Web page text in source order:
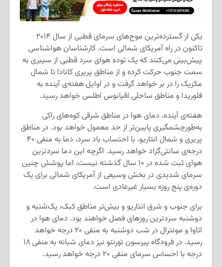
یکی از گسترده‌ترین موج‌های سرمای قطبی از سال ۲۰۱۴
تاکنون در راه آمریکای شمالی است. کارشناسان هواشناسی
پیش‌بینی می‌کنند که یک توده هوای سرد قطبی از سیبری به
سمت جنوب حرکت کرده و از مناطق پریری کانادا تا شمال
مکزیک را در بر خواهد گرفت و در اوایل هفته‌ی آینده به
فلوریدا و مناطق ساحلی اقیانوس اطلس خواهد رسید.
هفته‌ی آینده، دمای هوا در مناطق شرقی کوه‌های راکی
به‌طورچشمگیری پایین‌تر از حد معمول خواهد بود. در مناطق
پریری و شمال انتاریو، با احتساب باد سرد، دما به منفی ۴۰
درجه‌ی سانتی‌گراد خواهد رسید. اگرچه این دما سردترین
هوای ثبت شده در ۱۰ سال گذشته نیست، اما پوشش چنین
سرمای شدیدی در بخش وسیعی از آمریکای شمالی برای یک
دوره‌ی پنج روزه بسیار غیرعادی است.
برای جنوب و شرق انتاریو و بیش‌تر مناطق کبک، یک‌شنبه و
دوشنبه سردترین روزهای فصل خواهند بود. دمای هوا در
اتاوا و مونترال در شب دوشنبه به منفی ۲۰ درجه خواهد
رسید. در فرودگاه پیرسون تورنتو نیز دمای شبانه به منفی ۱۸
درجه با احساس سرمای منفی ۲۰ درجه خواهد رسید.